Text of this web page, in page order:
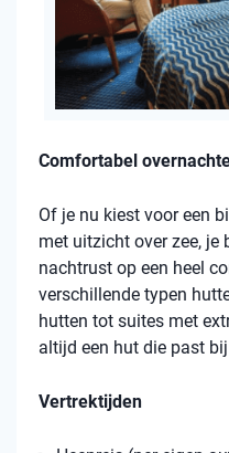
Comfortabel
Of je nu kiest voor een
met uitzicht over zee, je
nachtrust op een heel
verschillende typen
hutten tot suites met
altijd een hut die past
Vertrektijden